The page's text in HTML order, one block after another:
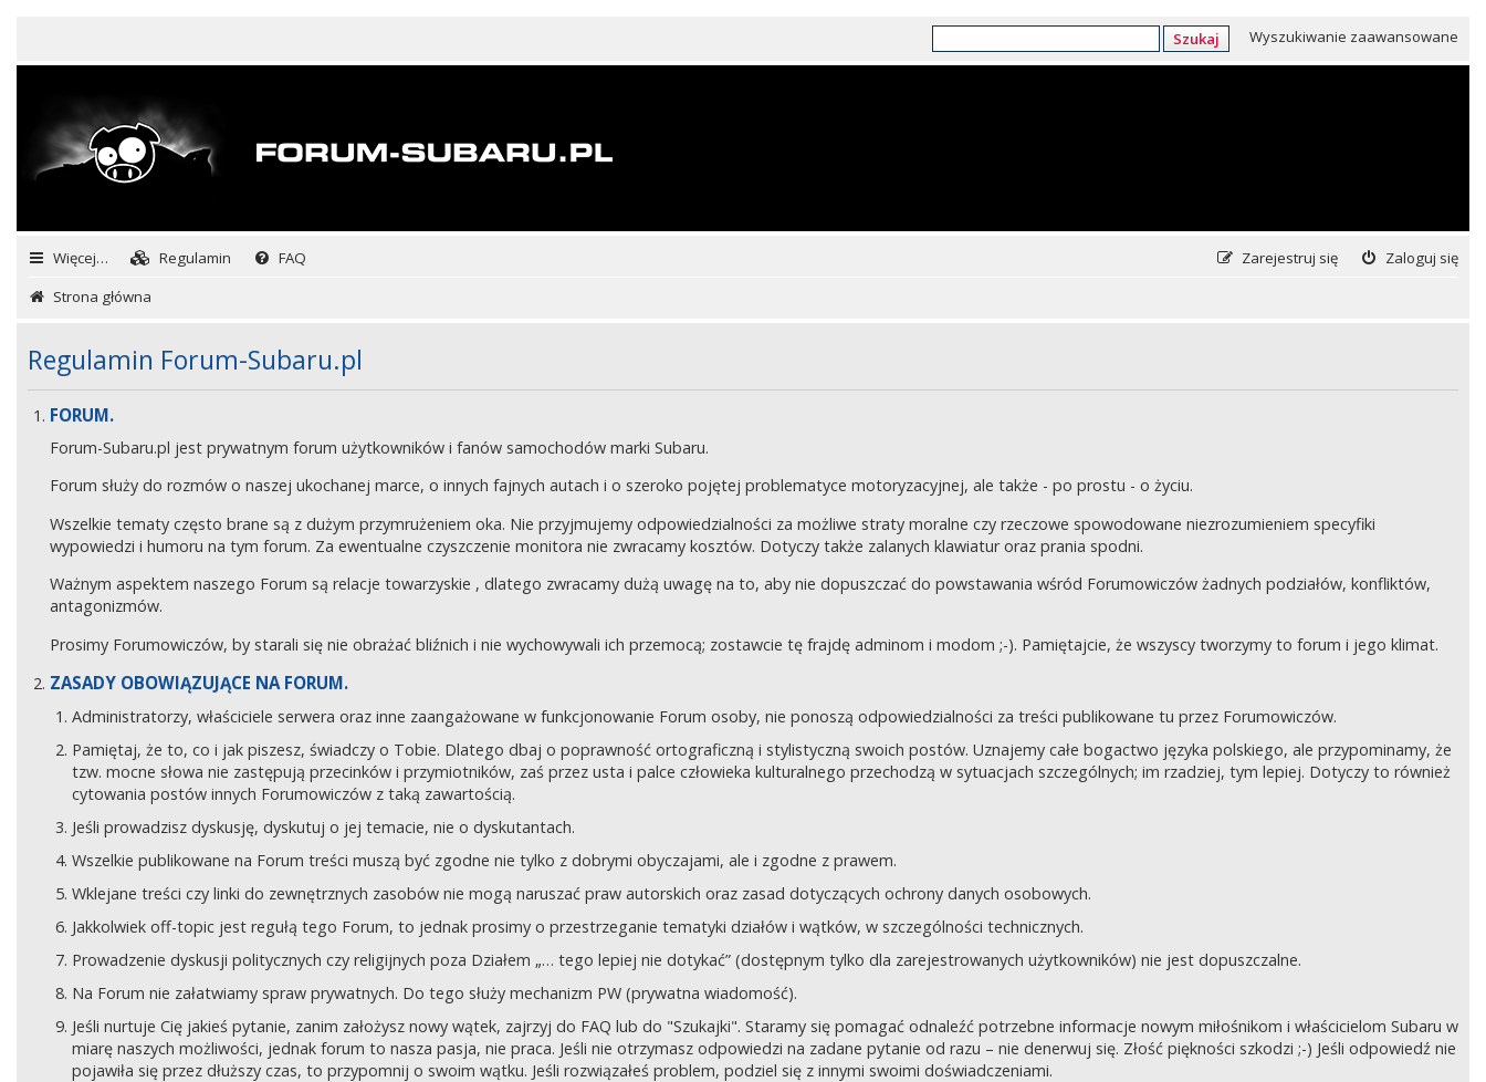
Szukaj Wyszukiwanie zaawansowane
Więcej… Regulamin FAQ Zaloguj się
Zarejestruj się
Strona główna
Regulamin Forum-Subaru.pl
FORUM.
Forum-Subaru.pl jest prywatnym forum użytkowników i fanów samochodów marki Subaru.
Forum służy do rozmów o naszej ukochanej marce, o innych fajnych autach i o szeroko pojętej problematyce motoryzacyjnej, ale także - po prostu - o życiu.
Wszelkie tematy często brane są z dużym przymrużeniem oka. Nie przyjmujemy odpowiedzialności za możliwe straty moralne czy rzeczowe spowodowane niezrozumieniem specyfiki
wypowiedzi i humoru na tym forum. Za ewentualne czyszczenie monitora nie zwracamy kosztów. Dotyczy także zalanych klawiatur oraz prania spodni.
Ważnym aspektem naszego Forum są relacje towarzyskie , dlatego zwracamy dużą uwagę na to, aby nie dopuszczać do powstawania wśród Forumowiczów żadnych podziałów, konfliktów,
antagonizmów.
Prosimy Forumowiczów, by starali się nie obrażać bliźnich i nie wychowywali ich przemocą; zostawcie tę frajdę adminom i modom ;-). Pamiętajcie, że wszyscy tworzymy to forum i jego klimat.
ZASADY OBOWIĄZUJĄCE NA FORUM.
Administratorzy, właściciele serwera oraz inne zaangażowane w funkcjonowanie Forum osoby, nie ponoszą odpowiedzialności za treści publikowane tu przez Forumowiczów.
Pamiętaj, że to, co i jak piszesz, świadczy o Tobie. Dlatego dbaj o poprawność ortograficzną i stylistyczną swoich postów. Uznajemy całe bogactwo języka polskiego, ale przypominamy, że
tzw. mocne słowa nie zastępują przecinków i przymiotników, zaś przez usta i palce człowieka kulturalnego przechodzą w sytuacjach szczególnych; im rzadziej, tym lepiej. Dotyczy to również
cytowania postów innych Forumowiczów z taką zawartością.
Jeśli prowadzisz dyskusję, dyskutuj o jej temacie, nie o dyskutantach.
Wszelkie publikowane na Forum treści muszą być zgodne nie tylko z dobrymi obyczajami, ale i zgodne z prawem.
Wklejane treści czy linki do zewnętrznych zasobów nie mogą naruszać praw autorskich oraz zasad dotyczących ochrony danych osobowych.
Jakkolwiek off-topic jest regułą tego Forum, to jednak prosimy o przestrzeganie tematyki działów i wątków, w szczególności technicznych.
Prowadzenie dyskusji politycznych czy religijnych poza Działem „… tego lepiej nie dotykać” (dostępnym tylko dla zarejestrowanych użytkowników) nie jest dopuszczalne.
Na Forum nie załatwiamy spraw prywatnych. Do tego służy mechanizm PW (prywatna wiadomość).
Jeśli nurtuje Cię jakieś pytanie, zanim założysz nowy wątek, zajrzyj do FAQ lub do "Szukajki". Staramy się pomagać odnaleźć potrzebne informacje nowym miłośnikom i właścicielom Subaru w
miarę naszych możliwości, jednak forum to nasza pasja, nie praca. Jeśli nie otrzymasz odpowiedzi na zadane pytanie od razu – nie denerwuj się. Złość piękności szkodzi ;-) Jeśli odpowiedź nie
pojawiła się przez dłuższy czas, to przypomnij o swoim wątku. Jeśli rozwiązałeś problem, podziel się z innymi swoimi doświadczeniami.